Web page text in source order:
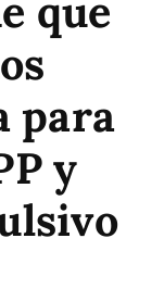
que
para
y